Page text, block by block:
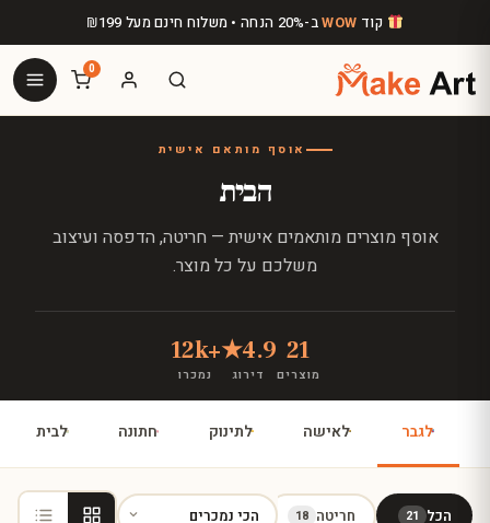
דלג לתוכן הראשי קוד WOWב-20% הנחה • משלוח חינם מעל ₪199
0
אוסף מותאם אישית
הבית
אוסף מוצרים מותאמים אישית — חריטה, הדפסה ועיצוב
משלכם על כל מוצר.
21
מוצרים
4.9★
דירוג
+12k
נמכרו
לגבר לאישה לתינוק חתונה לבית
הכל 21 חריטה 18 עור 10 זכוכית 6